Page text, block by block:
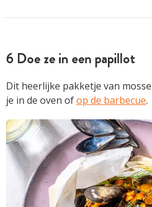
6 Doe ze in een papillot
Dit heerlijke pakketje van
je in de oven ofop de barbecue.